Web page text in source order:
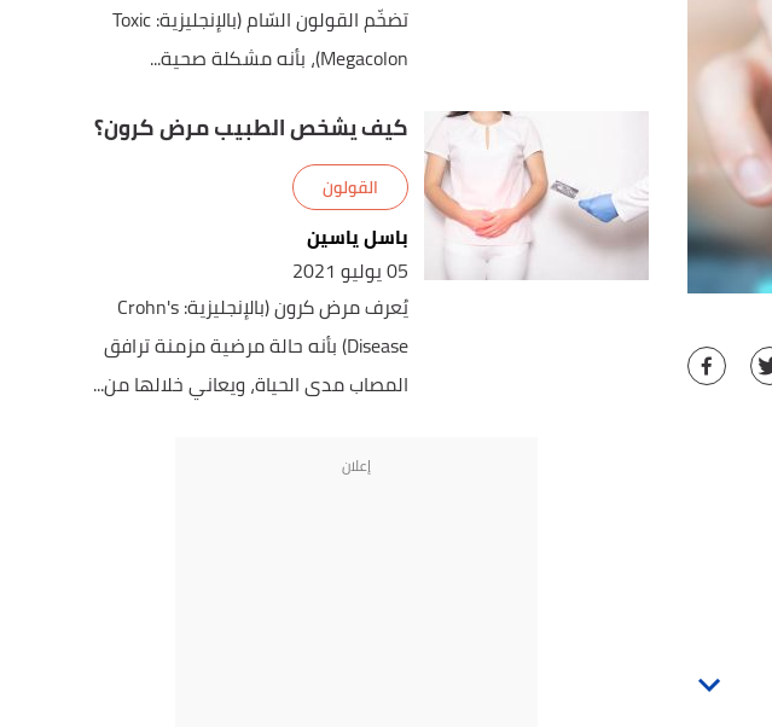
تضخّم القولون السّام (بالإنجليزية: Toxic
Megacolon)، بأنه مشكلة صحية...
كيف يشخص الطبيب مرض كرون؟
القولون
باسل ياسين
05 يوليو 2021
يُعرف مرض كرون (بالإنجليزية: Crohn's
Disease) بأنه حالة مرضية مزمنة ترافق
المصاب مدى الحياة، ويعاني خلالها من...